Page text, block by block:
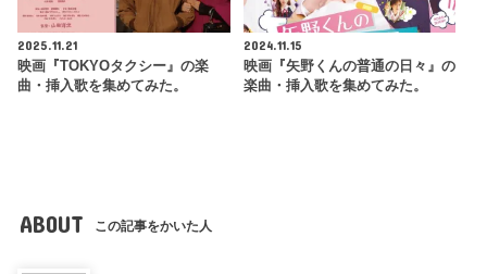
2025.11.21
映画『TOKYOタクシー』の楽
曲・挿入歌を集めてみた。
2024.11.15
映画『矢野くんの普通の日々』の
楽曲・挿入歌を集めてみた。
ABOUT この記事をかいた人